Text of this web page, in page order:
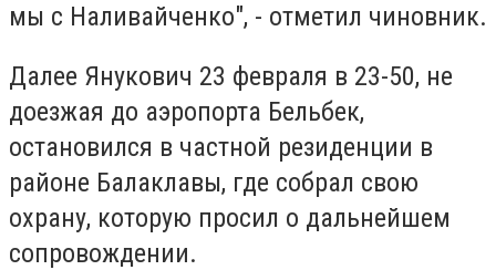
мы с Наливайченко", - отметил чиновник.
Далее Янукович 23 февраля в 23-50, не
доезжая до аэропорта Бельбек,
остановился в частной резиденции в
районе Балаклавы, где собрал свою
охрану, которую просил о дальнейшем
сопровождении.